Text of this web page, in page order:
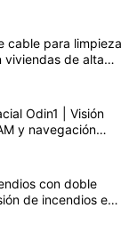
cable para limpieza
viviendas de alta
Odin1 | Visión
y navegación
con doble
de incendios en
100 m